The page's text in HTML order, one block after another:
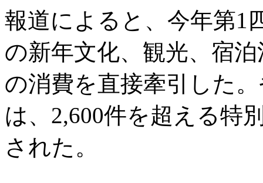
報道によると、今年第1
の新年文化、観光、宿
の消費を直接牽引した
は、2,600件を超える特
された。